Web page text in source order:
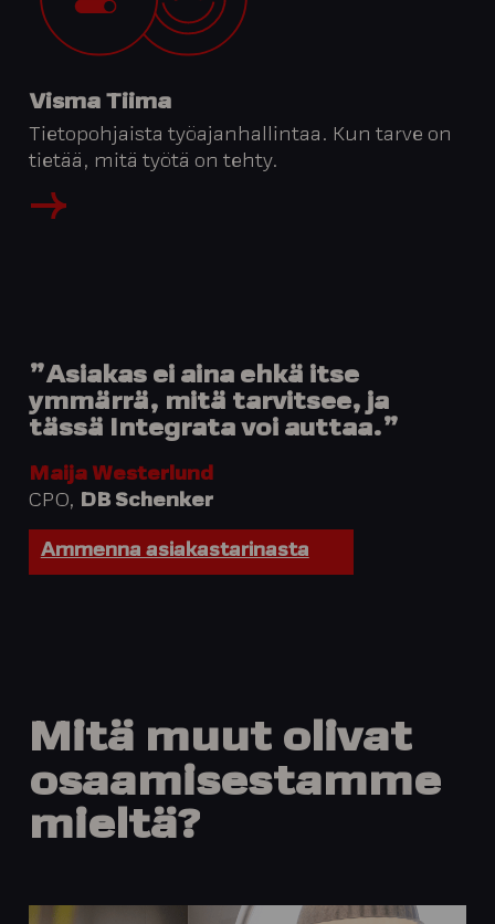
Visma Tiima
Tietopohjaista työajanhallintaa. Kun tarve on
tietää, mitä työtä on tehty.
”Asiakas ei aina ehkä itse
ymmärrä, mitä tarvitsee, ja
tässä Integrata voi auttaa.”
Maija Westerlund
CPO, DB Schenker
Ammenna asiakastarinasta
Mitä muut olivat
osaamises­tamme
mieltä?